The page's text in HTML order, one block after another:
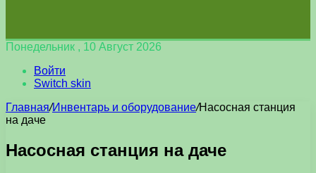
Понедельник , 10 Август 2026
Войти
Switch skin
Главная/Инвентарь и оборудование/Насосная станция
на даче
Насосная станция на даче